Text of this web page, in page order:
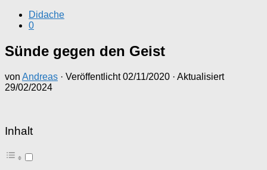
Didache
0
Sünde gegen den Geist
von Andreas · Veröffentlicht02/11/2020 · Aktualisiert
29/02/2024
Inhalt